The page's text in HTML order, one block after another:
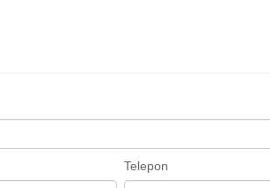
Telepon